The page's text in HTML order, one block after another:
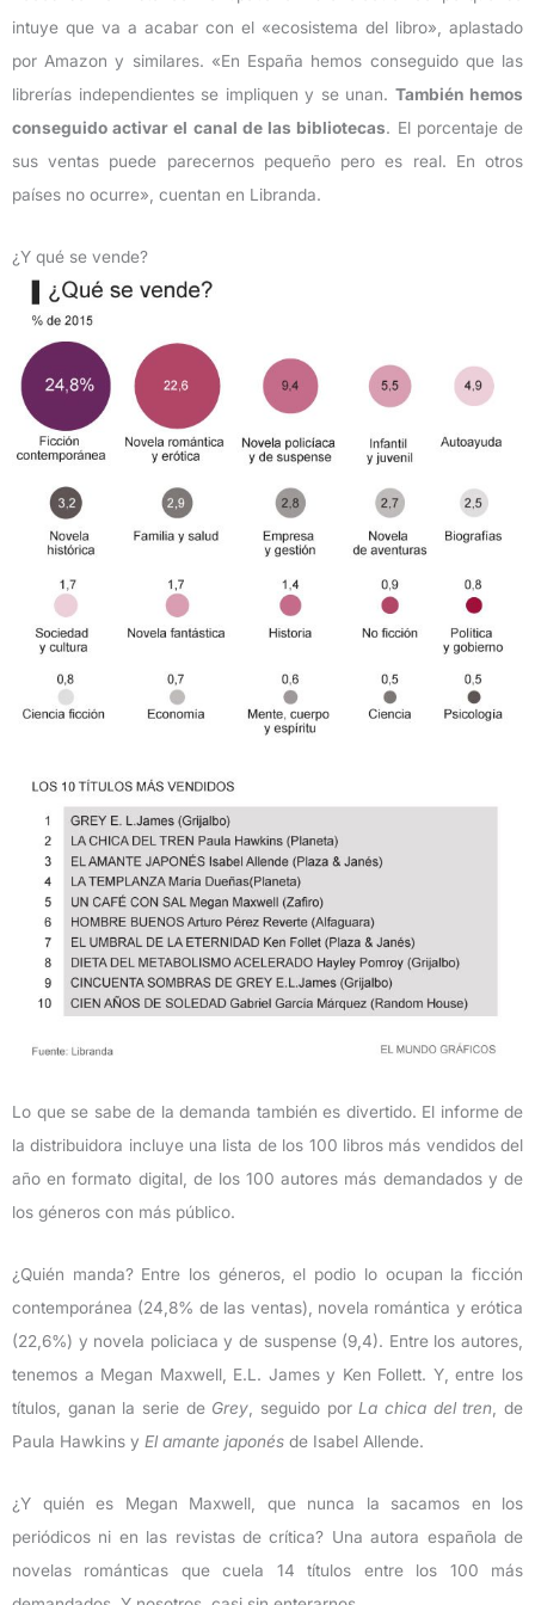
intuye que va a acabar con el «ecosistema del libro», aplastado
por Amazon y similares. «En España hemos conseguido que las
librerías independientes se impliquen y se unan. También hemos
conseguido activar el canal de las bibliotecas. El porcentaje de
sus ventas puede parecernos pequeño pero es real. En otros
países no ocurre», cuentan en Libranda.
¿Y qué se vende?
Lo que se sabe de la demanda también es divertido. El informe de
la distribuidora incluye una lista de los 100 libros más vendidos del
año en formato digital, de los 100 autores más demandados y de
los géneros con más público.
¿Quién manda? Entre los géneros, el podio lo ocupan la ficción
contemporánea (24,8% de las ventas), novela romántica y erótica
(22,6%) y novela policiaca y de suspense (9,4). Entre los autores,
tenemos a Megan Maxwell, E.L. James y Ken Follett. Y, entre los
títulos, ganan la serie de Grey, seguido porLa chica del tren, de
Paula Hawkins y El amante japonés de Isabel Allende.
¿Y quién es Megan Maxwell, que nunca la sacamos en los
periódicos ni en las revistas de crítica? Una autora española de
novelas románticas que cuela 14 títulos entre los 100 más